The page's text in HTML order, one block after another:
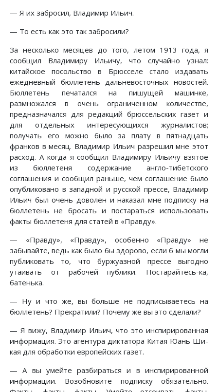
— Я их забросил, Владимир Ильич.
— То есть как это так забросили?
За несколько месяцев до того, летом 1913 года, я
сообщил Владимиру Ильичу, что случайно узнал:
китайское посольство в Брюсселе стало издавать
ежедневный бюллетень дальневосточных новостей.
Бюллетень печатался на пишущей машинке,
размножался в очень ограниченном количестве,
предназначался для редакций брюссельских газет и
для отдельных интересующихся журналистов;
получать его можно было за плату в пятнадцать
франков в месяц. Владимир Ильич разрешил мне этот
расход. А когда я сообщил Владимиру Ильичу взятое
из бюллетеня содержание англо-тибетского
соглашения и сообщил раньше, чем соглашение было
опубликовано в западной и русской прессе, Владимир
Ильич был очень доволен и наказал мне подписку на
бюллетень не бросать и постараться использовать
факты бюллетеня для статей в «Правду».
— «Правду», «Правду», особенно «Правду» не
забывайте, ведь как было бы здорово, если б мы могли
публиковать то, что буржуазной прессе выгодно
утаивать от рабочей публики. Постарайтесь-ка,
батенька.
— Ну и что же, вы больше не подписываетесь на
бюллетень? Прекратили? Почему же вы это сделали?
— Я вижу, Владимир Ильич, что это инспирированная
информация. Это агентура диктатора Китая Юань Ши-
кая для обработки европейских газет.
— А вы умейте разбираться и в инспирированной
информации. Возобновите подписку обязательно.